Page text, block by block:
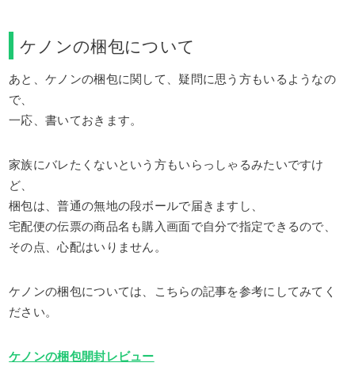
ケノンの梱包について
あと、ケノンの梱包に関して、疑問に思う方もいるようなの
で、
一応、書いておきます。
家族にバレたくないという方もいらっしゃるみたいですけ
ど、
梱包は、普通の無地の段ボールで届きますし、
宅配便の伝票の商品名も購入画面で自分で指定できるので、
その点、心配はいりません。
ケノンの梱包については、こちらの記事を参考にしてみてく
ださい。
ケノンの梱包開封レビュー